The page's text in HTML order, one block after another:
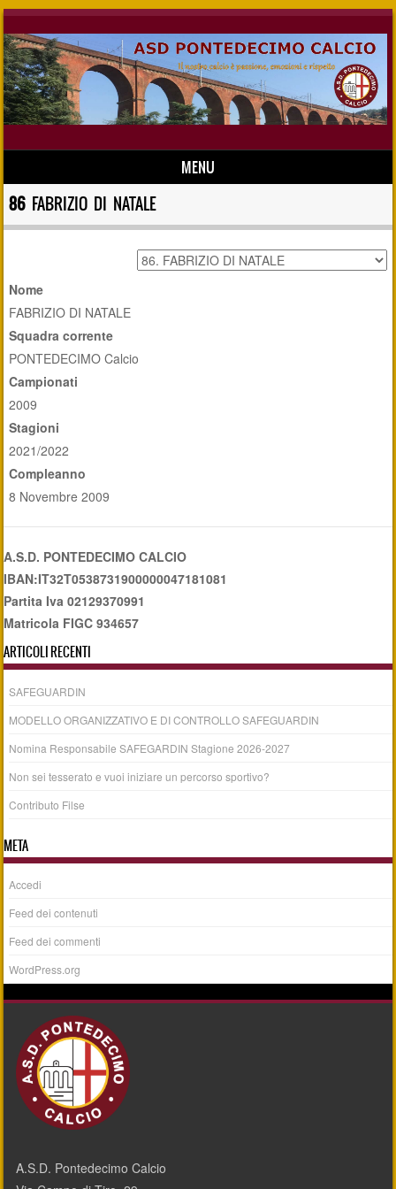
MENU
Skip to content
86 FABRIZIO DI NATALE
Nome
FABRIZIO DI NATALE
Squadra corrente
PONTEDECIMO Calcio
Campionati
2009
Stagioni
2021/2022
Compleanno
8 Novembre 2009
A.S.D. PONTEDECIMO CALCIO
IBAN:IT32T0538731900000047181081
Partita Iva 02129370991
Matricola FIGC 934657
ARTICOLI RECENTI
SAFEGUARDIN
MODELLO ORGANIZZATIVO E DI CONTROLLO SAFEGUARDIN
Nomina Responsabile SAFEGARDIN Stagione 2026-2027
Non sei tesserato e vuoi iniziare un percorso sportivo?
Contributo Filse
META
Accedi
Feed dei contenuti
Feed dei commenti
WordPress.org
A.S.D. Pontedecimo Calcio